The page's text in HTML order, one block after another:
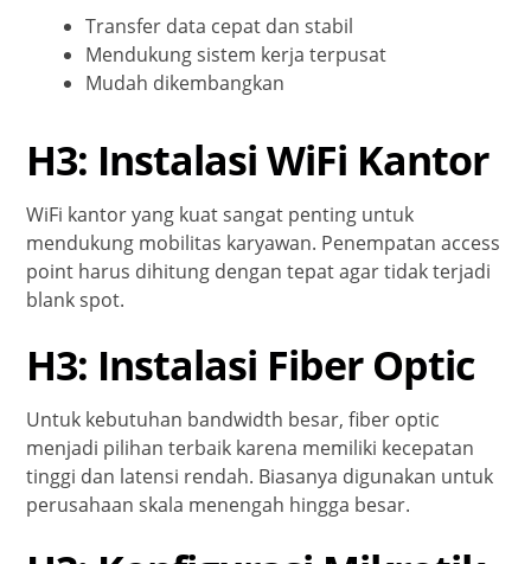
Transfer data cepat dan stabil
Mendukung sistem kerja terpusat
Mudah dikembangkan
H3: Instalasi WiFi Kantor
WiFi kantor yang kuat sangat penting untuk
mendukung mobilitas karyawan. Penempatan access
point harus dihitung dengan tepat agar tidak terjadi
blank spot.
H3: Instalasi Fiber Optic
Untuk kebutuhan bandwidth besar, fiber optic
menjadi pilihan terbaik karena memiliki kecepatan
tinggi dan latensi rendah. Biasanya digunakan untuk
perusahaan skala menengah hingga besar.